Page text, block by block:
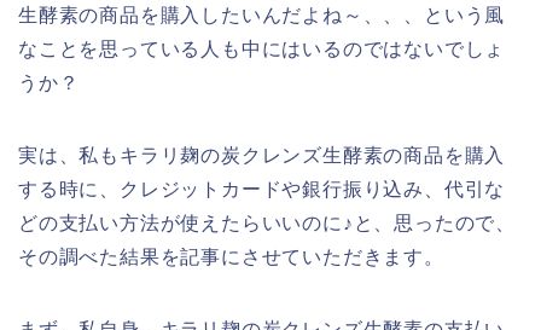
生酵素の商品を購入したいんだよね～、、、という風
なことを思っている人も中にはいるのではないでしょ
うか？
実は、私もキラリ麹の炭クレンズ生酵素の商品を購入
する時に、クレジットカードや銀行振り込み、代引な
どの支払い方法が使えたらいいのに♪と、思ったので、
その調べた結果を記事にさせていただきます。